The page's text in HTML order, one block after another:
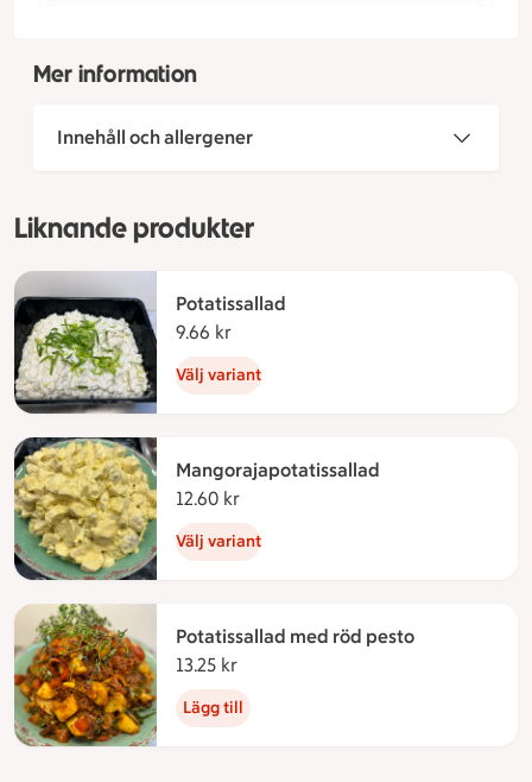
Mer information
Innehåll och allergener
Liknande produkter
Potatissallad
9.66 kr
Välj variant
Mangorajapotatissallad
12.60 kr
Välj variant
Potatissallad med röd pesto
13.25 kr
Lägg till